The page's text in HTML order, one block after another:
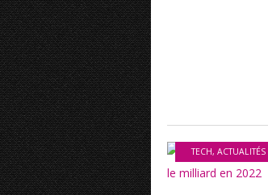
TECH, ACTUALITÉS